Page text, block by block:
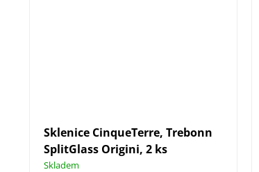
Sklenice CinqueTerre, Trebonn
SplitGlass Origini, 2 ks
Skladem